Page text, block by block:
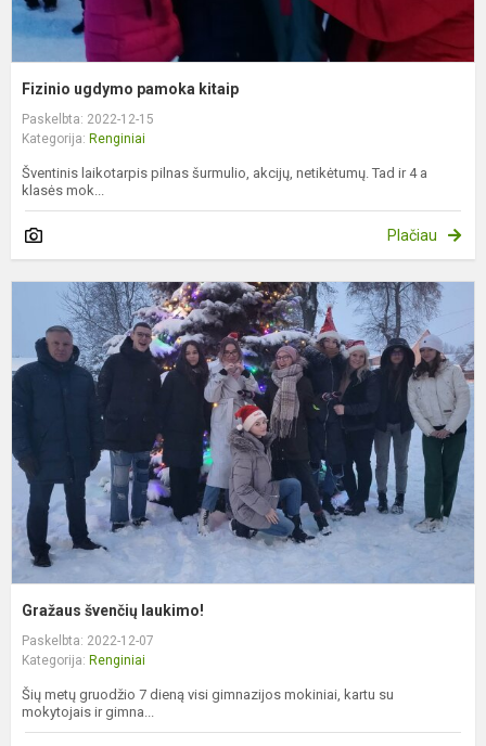
Fizinio ugdymo pamoka kitaip
Paskelbta: 2022-12-15
Kategorija: Renginiai
Šventinis laikotarpis pilnas šurmulio, akcijų, netikėtumų. Tad ir 4 a
klasės mok...
Plačiau
Gražaus švenčių laukimo!
Paskelbta: 2022-12-07
Kategorija: Renginiai
Šių metų gruodžio 7 dieną visi gimnazijos mokiniai, kartu su
mokytojais ir gimna...